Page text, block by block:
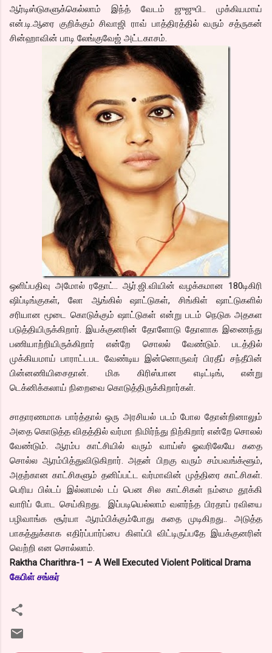
ஆர்டிஸ்டுகளுக்கெல்லாம் இந்த் வேடம் ஜுஜுபி.. முக்கியமாய்
என்.டி.ஆரை குறிக்கும் சிவாஜி ராவ் பாத்திரத்தில் வரும் சத்ருகன்
சின்ஹாவின் பாடி லேங்குவேஜ் அட்டகாசம்.
ஒளிப்பதிவு அமோல் ரதோட்.. ஆர்.ஜி.வியின் வழக்கமான 180டிகிரி
ஷிப்டிங்குகள், லோ ஆங்கில் ஷாட்டுகள், சிங்கிள் ஷாட்டுகளில்
சரியான மூடை கொடுக்கும் ஷாட்டுகள் என்று படம் நெடுக அதகள
படுத்தியிருக்கிறார். இயக்குனரின் தோளோடு தோளாக இணைந்து
பணியாற்றியிருக்கிறார் என்றே சொலல் வேண்டும். படத்தில்
முக்கியமாய் பாராட்டபட வேண்டிய இன்னொருவர் பிரதீப் சந்தீபின்
பின்னணியிசைதான். மிக கிரிஸ்பான எடிட்டிங், என்று
டெக்னிக்கலாய் நிறைவை கொடுத்திருக்கிறார்கள்.
சாதாரணமாக பார்த்தால் ஒரு அரசியல் படம் போல தோன்றினாலும்
அதை கொடுத்த விதத்தில் வர்மா நிமிர்ந்து நிற்கிறார் என்றே சொலல்
வேண்டும். ஆரம்ப காட்சியில் வரும் வாய்ஸ் ஓவரிலேயே கதை
சொல்ல ஆரம்பித்துவிடுகிறார். அதன் பிறகு வரும் சம்பவங்க்ளூம்,
அதற்கான காட்சிகளும் தனிப்பட்ட வர்மாவின் முத்திரை காட்சிகள்.
பெரிய பில்டப் இல்லாமல் டப் பென சில காட்சிகள் நம்மை தூக்கி
வாரிப் போட செய்கிறது. இப்படியெல்லாம் வளர்ந்த பிரதாப் ரவியை
பழிவாங்க சூர்யா ஆரம்பிக்கும்போது கதை முடிகிறது.. அடுத்த
பாகத்துக்காக எதிர்ப்பார்ப்பை கிளப்பி விட்டிருப்பதே இயக்குனரின்
வெற்றி என சொல்லாம்.
Raktha Charithra-1 – A Well Executed Violent Political Drama
கேபிள் சங்கர்